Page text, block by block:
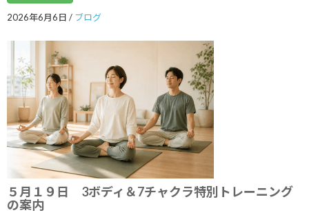
2023年8月
2023年6月
2023年5月
2023年4月
2023年3月
2023年2月
2023年1月
2022年12月
2026年6月6日 / ブログ
５月１９日 3ボディ＆7チャクラ特別トレーニング
の案内